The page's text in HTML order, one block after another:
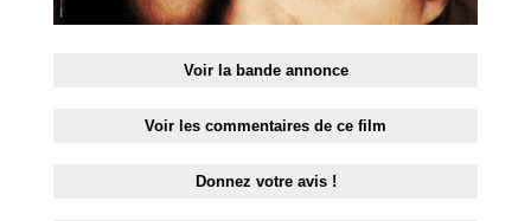
Voir la bande annonce
Voir les commentaires de ce film
Donnez votre avis !